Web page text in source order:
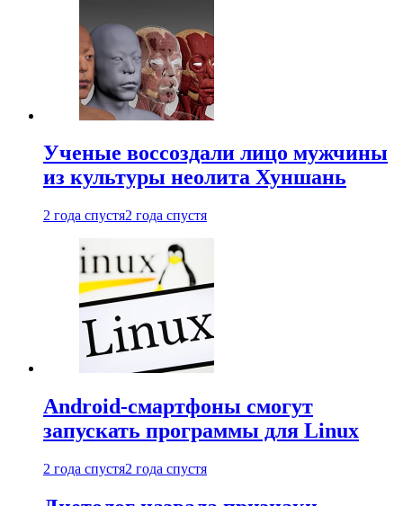
Ученые воссоздали лицо мужчины
из культуры неолита Хуншань
2 года спустя2 года спустя
Android-смартфоны смогут
запускать программы для Linux
2 года спустя2 года спустя